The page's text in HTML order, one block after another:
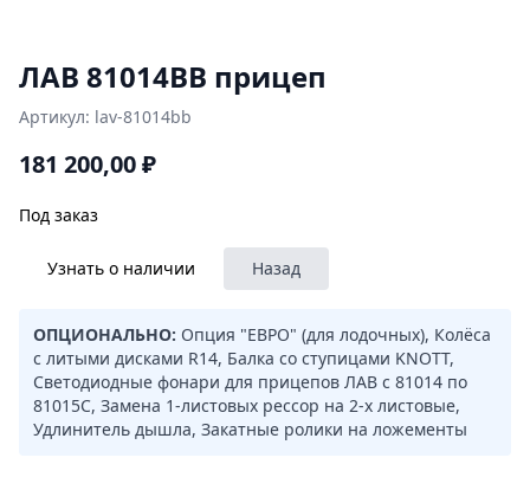
ЛАВ 81014BB прицеп
Артикул: lav-81014bb
181 200,00₽
Под заказ
Узнать о наличии Назад
ОПЦИОНАЛЬНО: Опция "ЕВРО" (для лодочных), Колёса
с литыми дисками R14, Балка со ступицами KNOTT,
Светодиодные фонари для прицепов ЛАВ с 81014 по
81015С, Замена 1-листовых рессор на 2-х листовые,
Удлинитель дышла, Закатные ролики на ложементы